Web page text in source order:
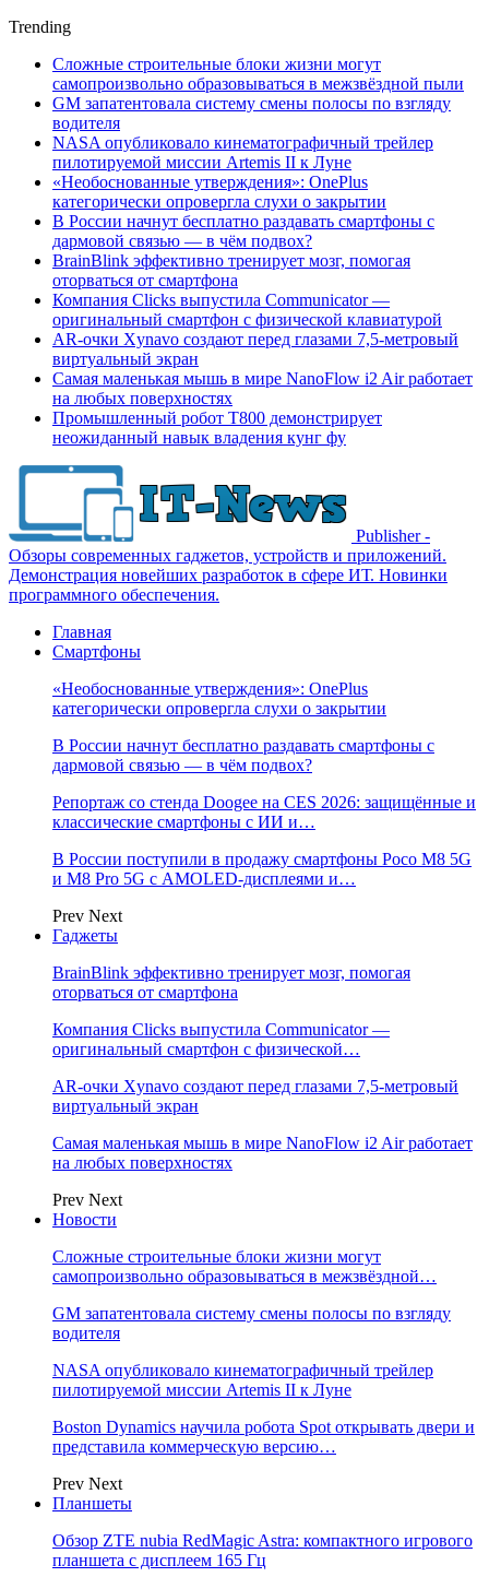
Trending
Сложные строительные блоки жизни могут
самопроизвольно образовываться в межзвёздной пыли
GM запатентовала систему смены полосы по взгляду
водителя
NASA опубликовало кинематографичный трейлер
пилотируемой миссии Artemis II к Луне
«Необоснованные утверждения»: OnePlus
категорически опровергла слухи о закрытии
В России начнут бесплатно раздавать смартфоны с
дармовой связью — в чём подвох?
BrainBlink эффективно тренирует мозг, помогая
оторваться от смартфона
Компания Clicks выпустила Communicator —
оригинальный смартфон с физической клавиатурой
AR-очки Xynavo создают перед глазами 7,5-метровый
виртуальный экран
Самая маленькая мышь в мире NanoFlow i2 Air работает
на любых поверхностях
Промышленный робот Т800 демонстрирует
неожиданный навык владения кунг фу
Publisher -
Обзоры современных гаджетов, устройств и приложений.
Демонстрация новейших разработок в сфере ИТ. Новинки
программного обеспечения.
Главная
Смартфоны
«Необоснованные утверждения»: OnePlus
категорически опровергла слухи о закрытии
В России начнут бесплатно раздавать смартфоны с
дармовой связью — в чём подвох?
Репортаж со стенда Doogee на CES 2026: защищённые и
классические смартфоны с ИИ и…
В России поступили в продажу смартфоны Poco M8 5G
и M8 Pro 5G с AMOLED-дисплеями и…
Prev Next
Гаджеты
BrainBlink эффективно тренирует мозг, помогая
оторваться от смартфона
Компания Clicks выпустила Communicator —
оригинальный смартфон с физической…
AR-очки Xynavo создают перед глазами 7,5-метровый
виртуальный экран
Самая маленькая мышь в мире NanoFlow i2 Air работает
на любых поверхностях
Prev Next
Новости
Сложные строительные блоки жизни могут
самопроизвольно образовываться в межзвёздной…
GM запатентовала систему смены полосы по взгляду
водителя
NASA опубликовало кинематографичный трейлер
пилотируемой миссии Artemis II к Луне
Boston Dynamics научила робота Spot открывать двери и
представила коммерческую версию…
Prev Next
Планшеты
Обзор ZTE nubia RedMagic Astra: компактного игрового
планшета с дисплеем 165 Гц